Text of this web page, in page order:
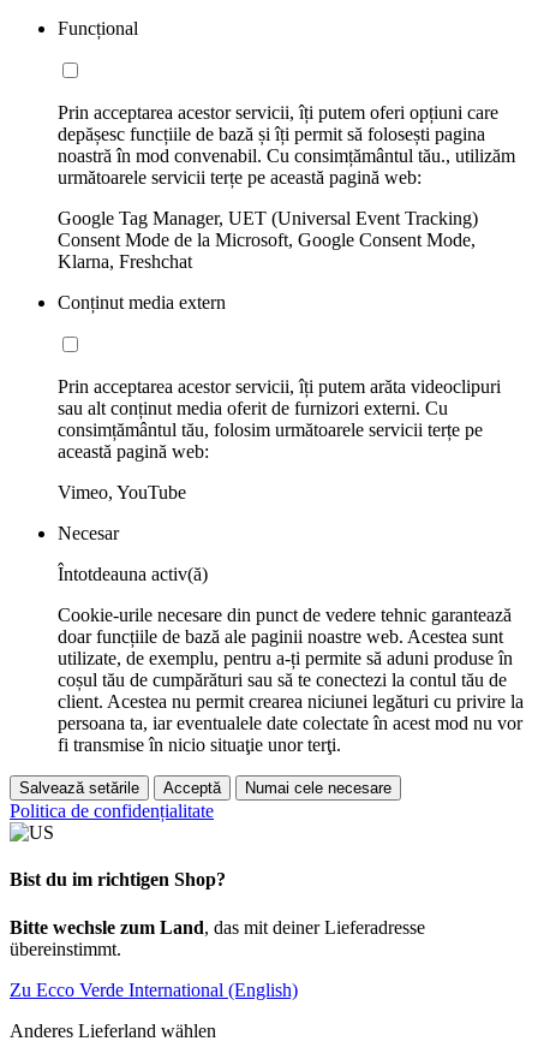
Funcțional
Prin acceptarea acestor servicii, îți putem oferi opțiuni care
depășesc funcțiile de bază și îți permit să folosești pagina
noastră în mod convenabil. Cu consimțământul tău., utilizăm
următoarele servicii terțe pe această pagină web:
Google Tag Manager, UET (Universal Event Tracking)
Consent Mode de la Microsoft, Google Consent Mode,
Klarna, Freshchat
Conținut media extern
Prin acceptarea acestor servicii, îți putem arăta videoclipuri
sau alt conținut media oferit de furnizori externi. Cu
consimțământul tău, folosim următoarele servicii terțe pe
această pagină web:
Vimeo, YouTube
Necesar
Întotdeauna activ(ă)
Cookie-urile necesare din punct de vedere tehnic garantează
doar funcțiile de bază ale paginii noastre web. Acestea sunt
utilizate, de exemplu, pentru a-ți permite să aduni produse în
coșul tău de cumpărături sau să te conectezi la contul tău de
client. Acestea nu permit crearea niciunei legături cu privire la
persoana ta, iar eventualele date colectate în acest mod nu vor
fi transmise în nicio situaţie unor terţi.
Salvează setările Acceptă Numai cele necesare
Politica de confidențialitate
Bist du im richtigen Shop?
Bitte wechsle zum Land, das mit deiner Lieferadresse
übereinstimmt.
Zu Ecco Verde International (English)
Anderes Lieferland wählen